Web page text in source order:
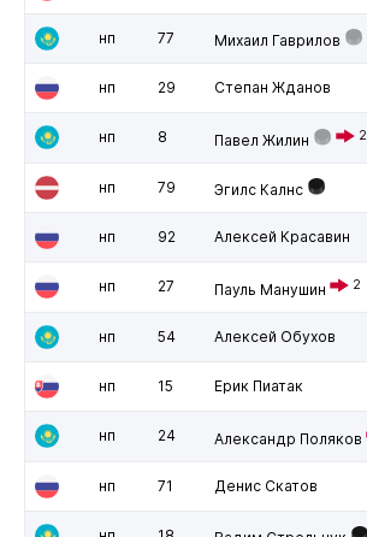
нп 77 Михаил Гаврилов
нп 29 Степан Жданов
нп 8 Павел Жилин 2
нп 79 Эгилс Калнс
нп 92 Алексей Красавин
нп 27 Пауль Манушин 2
нп 54 Алексей Обухов
нп 15 Ерик Пиатак
нп 24 Александр Поляков
нп 71 Денис Скатов